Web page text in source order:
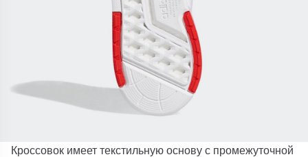
Кроссовок имеет текстильную основу с промежуточной